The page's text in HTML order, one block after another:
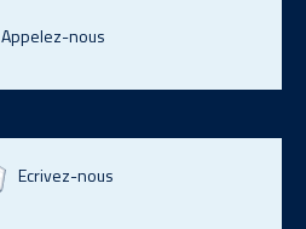
Appelez-nous
Ecrivez-nous